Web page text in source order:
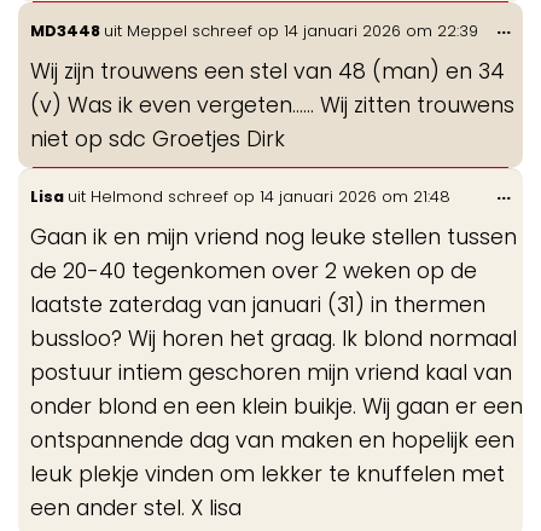
MD3448 uit Meppel schreef op 14 januari 2026 om 22:39
Wij zijn trouwens een stel van 48 (man) en 34
(v) Was ik even vergeten...... Wij zitten trouwens
niet op sdc Groetjes Dirk
...
Lisa uit Helmond schreef op 14 januari 2026 om 21:48
Gaan ik en mijn vriend nog leuke stellen tussen
de 20-40 tegenkomen over 2 weken op de
laatste zaterdag van januari (31) in thermen
bussloo? Wij horen het graag. Ik blond normaal
postuur intiem geschoren mijn vriend kaal van
onder blond en een klein buikje. Wij gaan er een
ontspannende dag van maken en hopelijk een
leuk plekje vinden om lekker te knuffelen met
een ander stel. X lisa
...